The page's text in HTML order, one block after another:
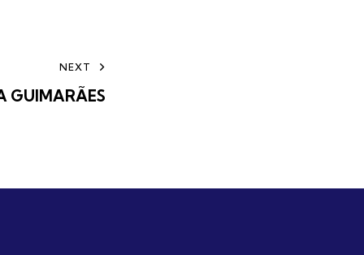
NEXT
GUIMARÃES